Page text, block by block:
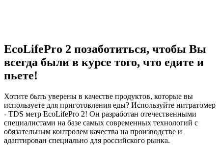
EcoLifePro 2 позаботиться, чтобы Вы
всегда были в курсе того, что едите и
пьете!
Хотите быть уверены в качестве продуктов, которые вы
используете для приготовления еды? Используйте нитратомер
- TDS метр EcoLifePro 2! Он разработан отечественными
специалистами на базе самых современных технологий с
обязательным контролем качества на производстве и
адаптирован специально для российского рынка.